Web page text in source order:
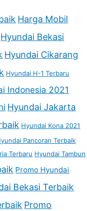
Harga Mobil
Hyundai Bekasi
Hyundai Cikarang
Hyundai H-1 Terbaru
Indonesia 2021
Hyundai Jakarta
Hyundai Kona 2021
Pancoran Terbaik
Terbaru Hyundai Tambun
Promo Hyundai
Bekasi Terbaik
Promo